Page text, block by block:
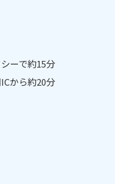
ーで約15分
から約20分